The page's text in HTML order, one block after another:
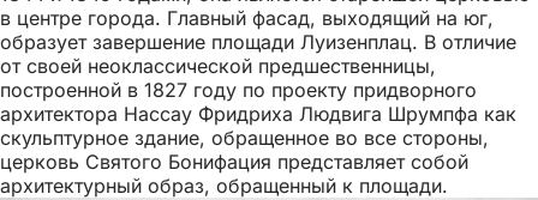
в центре города. Главный фасад, выходящий на юг,
образует завершение площади Луизенплац. В отличие
от своей неоклассической предшественницы,
построенной в 1827 году по проекту придворного
архитектора Нассау Фридриха Людвига Шрумпфа как
скульптурное здание, обращенное во все стороны,
церковь Святого Бонифация представляет собой
архитектурный образ, обращенный к площади.